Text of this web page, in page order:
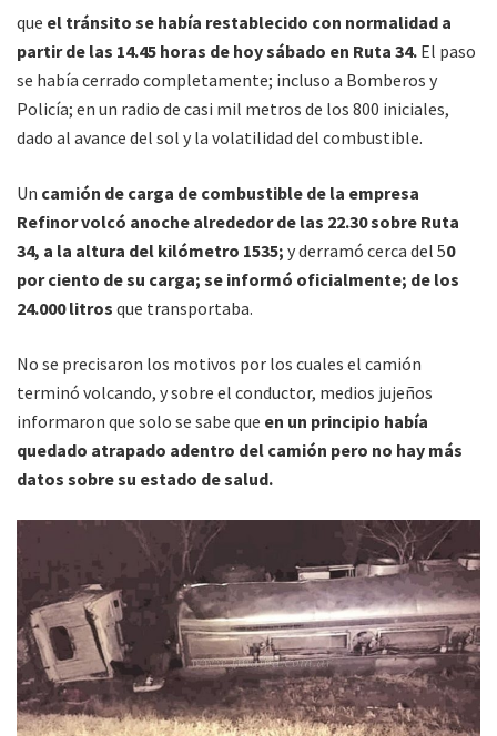
que el tránsito se había restablecido con normalidad a
partir de las 14.45 horas de hoy sábado en Ruta 34. El paso
se había cerrado completamente; incluso a Bomberos y
Policía; en un radio de casi mil metros de los 800 iniciales,
dado al avance del sol y la volatilidad del combustible.
Un camión de carga de combustible de la empresa
Refinor volcó anoche alrededor de las 22.30 sobre Ruta
34, a la altura del kilómetro 1535; y derramó cerca del 50
por ciento de su carga; se informó oficialmente; de los
24.000 litros que transportaba.
No se precisaron los motivos por los cuales el camión
terminó volcando, y sobre el conductor, medios jujeños
informaron que solo se sabe que en un principio había
quedado atrapado adentro del camión pero no hay más
datos sobre su estado de salud.